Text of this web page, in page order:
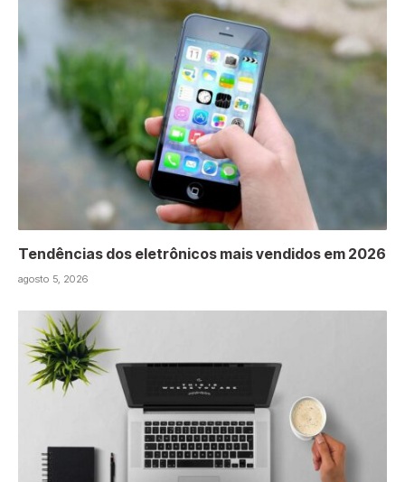
Tendências dos eletrônicos mais vendidos em 2026
agosto 5, 2026